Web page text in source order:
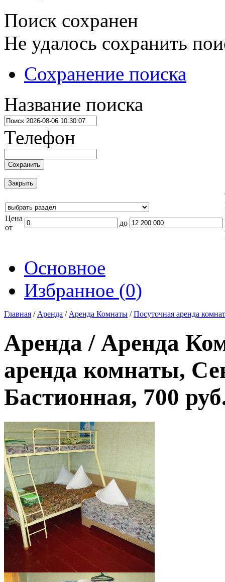
Поиск сохранен
Не удалось сохранить
Сохранение поиска
Название поиска
Телефон
Сохранить
Закрыть
Цена
от
до
Основное
Избранное (0)
Главная / Аренда / Аренда Комнаты /Посуточная аренда
Аренда / Аренда
аренда комнаты,
Бастионная, 700